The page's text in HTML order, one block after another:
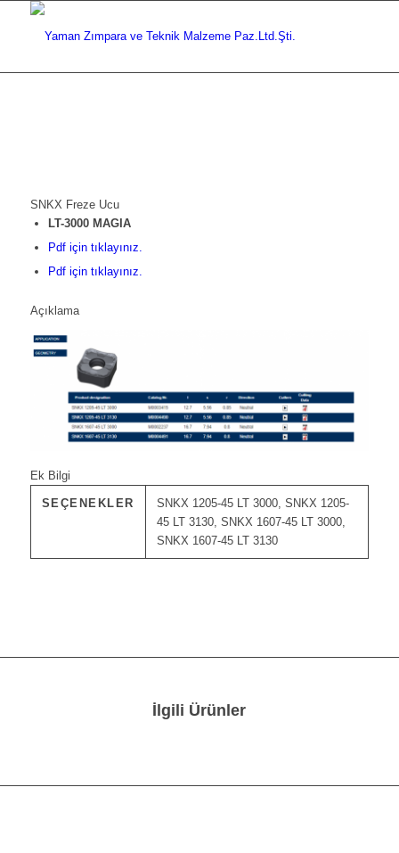
SNKX Freze Ucu
LT-3000 MAGIA
Pdf için tıklayınız.
Pdf için tıklayınız.
Açıklama
Ek Bilgi
SEÇENEKLER
SNKX 1205-45 LT 3000, SNKX 1205-
45 LT 3130, SNKX 1607-45 LT 3000,
SNKX 1607-45 LT 3130
İlgili Ürünler